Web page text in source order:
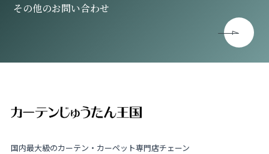
その他のお問い合わせ
国内最大級のカーテン・カーペット専門店チェーン